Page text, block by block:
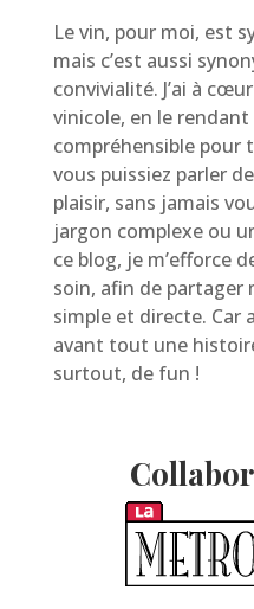
Le vin, pour moi, est
mais c’est aussi
convivialité. J’ai à
vinicole, en le rendant
compréhensible pour
vous puissiez parler
plaisir, sans jamais
jargon complexe ou
ce blog, je m’efforce
soin, afin de partager
simple et directe. Car
avant tout une
surtout, de fun !